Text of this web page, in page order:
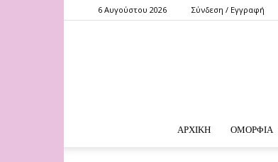
6 Αυγούστου 2026 Σύνδεση / Εγγραφή
ΑΡΧΙΚΗ ΟΜΟΡΦΙΑ